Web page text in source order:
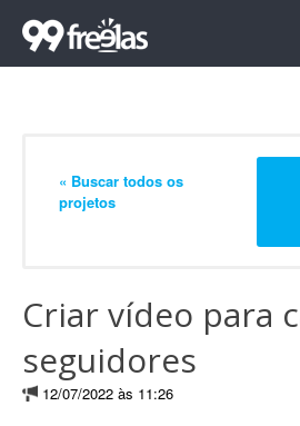
« Buscar todos os
projetos
Criar vídeo para
seguidores
12/07/2022 às 11:26